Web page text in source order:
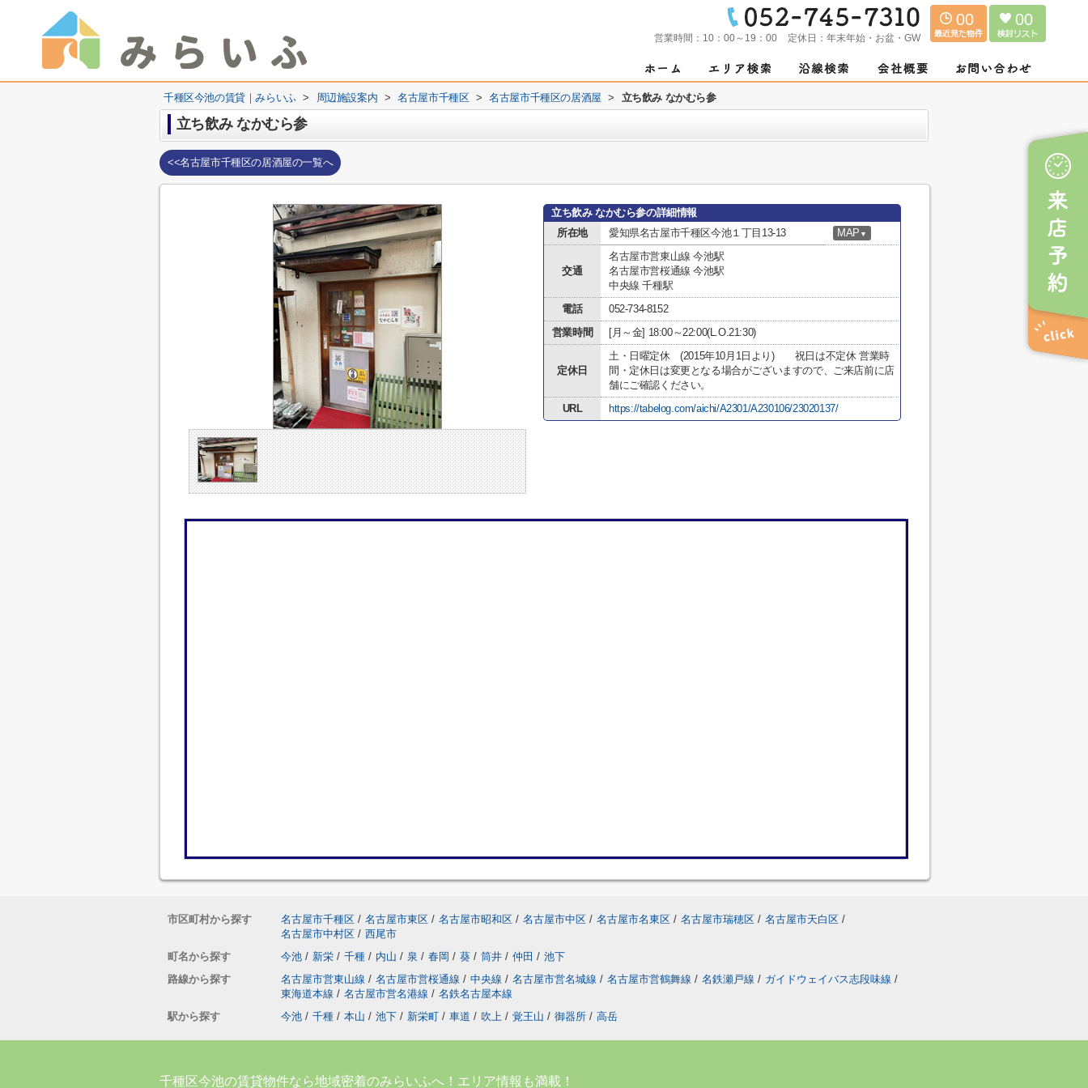
営業時間： 10：00～19：00 定休日： 年末年始・お盆・GW
00 00
千種区今池の賃貸｜みらいふ > 周辺施設案内 > 名古屋市千種区 > 名古屋市千種区の居酒屋 > 立ち飲み なかむら参
立ち飲み なかむら参
<<名古屋市千種区の居酒屋の一覧へ
立ち飲み なかむら参の詳細情報
所在地
愛知県名古屋市千種区今池１丁目13-13 MAP ▼
交通
名古屋市営東山線 今池駅
名古屋市営桜通線 今池駅
中央線 千種駅
電話
052-734-8152
営業時間
[月～金] 18:00～22:00(L.O.21:30)
定休日
土・日曜定休 (2015年10月1日より) 祝日は不定休 営業時
間・定休日は変更となる場合がございますので、ご来店前に店
舗にご確認ください。
URL
https://tabelog.com/aichi/A2301/A230106/23020137/
市区町村から探す 名古屋市千種区 / 名古屋市東区 / 名古屋市昭和区 / 名古屋市中区 / 名古屋市名東区 / 名古屋市瑞穂区 / 名古屋市天白区 /
名古屋市中村区 / 西尾市
町名から探す
今池 / 新栄 / 千種 / 内山 / 泉 / 春岡 / 葵 / 筒井 / 仲田 / 池下
路線から探す
名古屋市営東山線 / 名古屋市営桜通線 / 中央線 / 名古屋市営名城線 / 名古屋市営鶴舞線 / 名鉄瀬戸線 / ガイドウェイバス志段味線 /
東海道本線 / 名古屋市営名港線 / 名鉄名古屋本線
駅から探す
今池 / 千種 / 本山 / 池下 / 新栄町 / 車道 / 吹上 / 覚王山 / 御器所 / 高岳
千種区今池の賃貸物件なら地域密着のみらいふへ！エリア情報も満載！